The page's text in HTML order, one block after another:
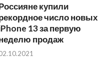
купили
число новых
13 за первую
продаж